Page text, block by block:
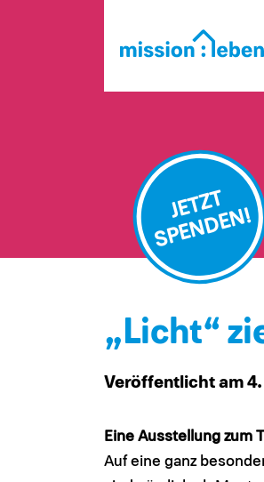
JETZT
SPENDEN!
„Licht“
Veröffentlicht am
Eine Ausstellung zum
Auf eine ganz